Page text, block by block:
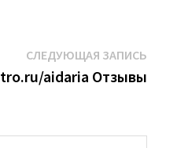
СЛЕДУЮЩАЯ ЗАПИСЬ
aidaria Отзывы